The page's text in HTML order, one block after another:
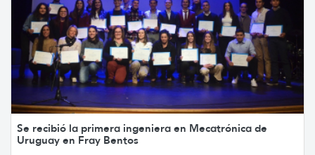
Se recibió la primera ingeniera en Mecatrónica de
Uruguay en Fray Bentos